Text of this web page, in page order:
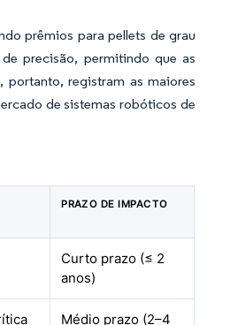
prêmios para pellets de grau
precisão, permitindo que as
portanto, registram as maiores
de sistemas robóticos de
PRAZO DE IMPACTO
Curto prazo (≤ 2
anos)
Médio prazo (2–4